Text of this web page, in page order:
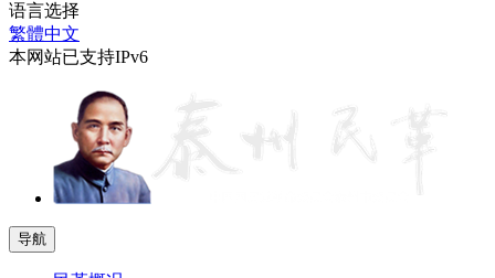
语言选择
繁體中文
本网站已支持IPv6
导航